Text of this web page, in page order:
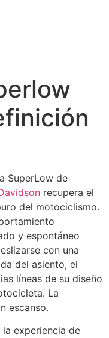
SuperLow de
recupera el
del motociclismo.
y espontáneo
con una
del asiento, el
líneas de su diseño
La
escanso.
experiencia de